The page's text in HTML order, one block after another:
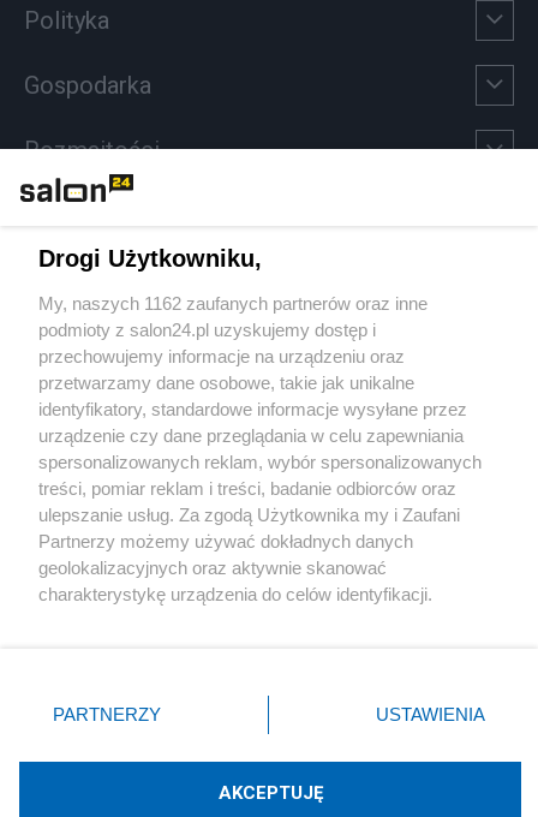
Polityka
Gospodarka
Rozmaitości
Sport
Społeczeństwo
Kultura
X Facebook Instagram Youtube
Drogi Użytkowniku,
My, naszych 1162 zaufanych partnerów oraz inne
podmioty z salon24.pl uzyskujemy dostęp i
przechowujemy informacje na urządzeniu oraz
przetwarzamy dane osobowe, takie jak unikalne
identyfikatory, standardowe informacje wysyłane przez
urządzenie czy dane przeglądania w celu zapewniania
spersonalizowanych reklam, wybór spersonalizowanych
treści, pomiar reklam i treści, badanie odbiorców oraz
ulepszanie usług. Za zgodą Użytkownika my i Zaufani
Partnerzy możemy używać dokładnych danych
geolokalizacyjnych oraz aktywnie skanować
charakterystykę urządzenia do celów identyfikacji.
zmienić/wycofać klikając przycisk ustawień prywatności
znajdujący się w lewym dolnym rogu strony
rodzaje przetwarzania danych nie wymagają zgody
użytkownika, ale masz prawo sprzeciwić się takiemu
PARTNERZY USTAWIENIA
AKCEPTUJĘ